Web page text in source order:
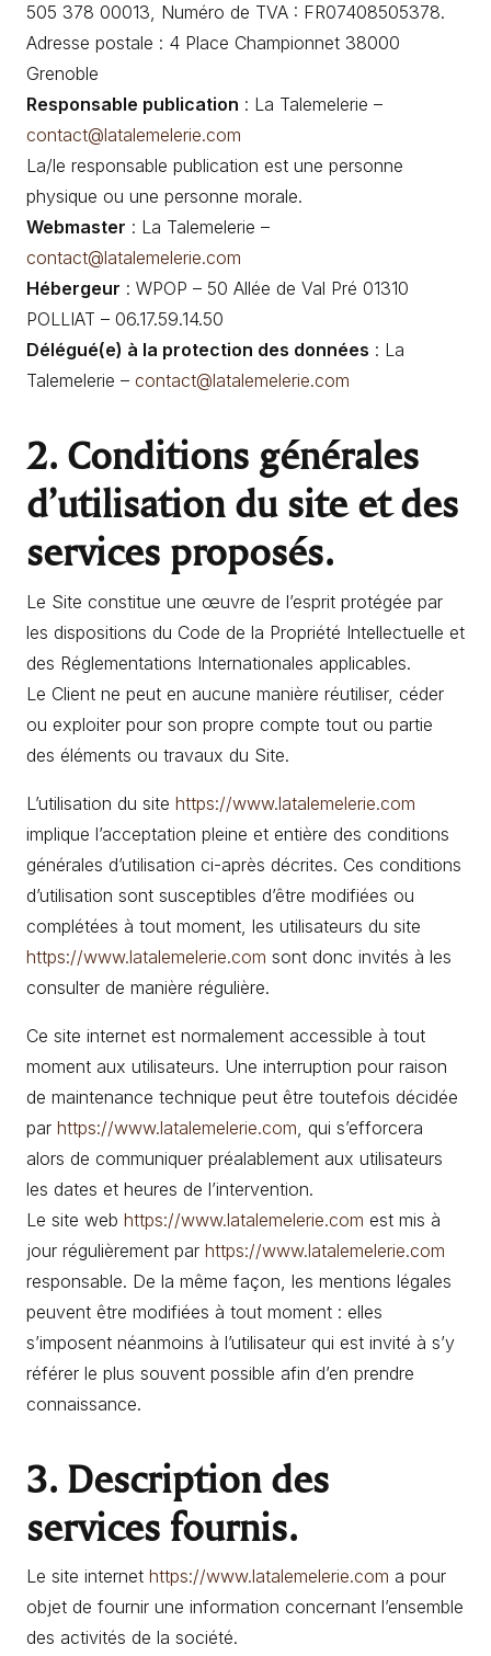
505 378 00013, Numéro de TVA : FR07408505378.
Adresse postale : 4 Place Championnet 38000
Grenoble
Responsable publication : La Talemelerie –
contact@latalemelerie.com
La/le responsable publication est une personne
physique ou une personne morale.
Webmaster : La Talemelerie –
contact@latalemelerie.com
Hébergeur : WPOP – 50 Allée de Val Pré 01310
POLLIAT – 06.17.59.14.50
Délégué(e) à la protection des données : La
Talemelerie – contact@latalemelerie.com
2. Conditions générales
d’utilisation du site et des
services proposés.
Le Site constitue une œuvre de l’esprit protégée par
les dispositions du Code de la Propriété Intellectuelle et
des Réglementations Internationales applicables.
Le Client ne peut en aucune manière réutiliser, céder
ou exploiter pour son propre compte tout ou partie
des éléments ou travaux du Site.
L’utilisation du site https://www.latalemelerie.com
implique l’acceptation pleine et entière des conditions
générales d’utilisation ci-après décrites. Ces conditions
d’utilisation sont susceptibles d’être modifiées ou
complétées à tout moment, les utilisateurs du site
https://www.latalemelerie.com sont donc invités à les
consulter de manière régulière.
Ce site internet est normalement accessible à tout
moment aux utilisateurs. Une interruption pour raison
de maintenance technique peut être toutefois décidée
par https://www.latalemelerie.com , qui s’efforcera
alors de communiquer préalablement aux utilisateurs
les dates et heures de l’intervention.
Le site web https://www.latalemelerie.com est mis à
jour régulièrement par https://www.latalemelerie.com
responsable. De la même façon, les mentions légales
peuvent être modifiées à tout moment : elles
s’imposent néanmoins à l’utilisateur qui est invité à s’y
référer le plus souvent possible afin d’en prendre
connaissance.
3. Description des
services fournis.
Le site internet https://www.latalemelerie.com a pour
objet de fournir une information concernant l’ensemble
des activités de la société.